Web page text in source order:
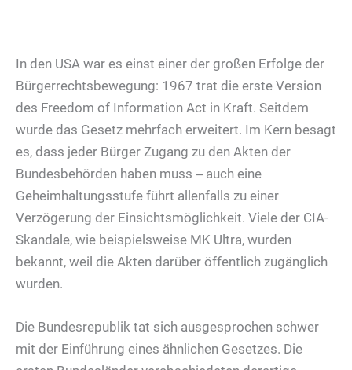
In den USA war es einst einer der großen Erfolge der
Bürgerrechtsbewegung: 1967 trat die erste Version
des Freedom of Information Act in Kraft. Seitdem
wurde das Gesetz mehrfach erweitert. Im Kern besagt
es, dass jeder Bürger Zugang zu den Akten der
Bundesbehörden haben muss ‒ auch eine
Geheimhaltungsstufe führt allenfalls zu einer
Verzögerung der Einsichtsmöglichkeit. Viele der CIA-
Skandale, wie beispielsweise MK Ultra, wurden
bekannt, weil die Akten darüber öffentlich zugänglich
wurden.
Die Bundesrepublik tat sich ausgesprochen schwer
mit der Einführung eines ähnlichen Gesetzes. Die